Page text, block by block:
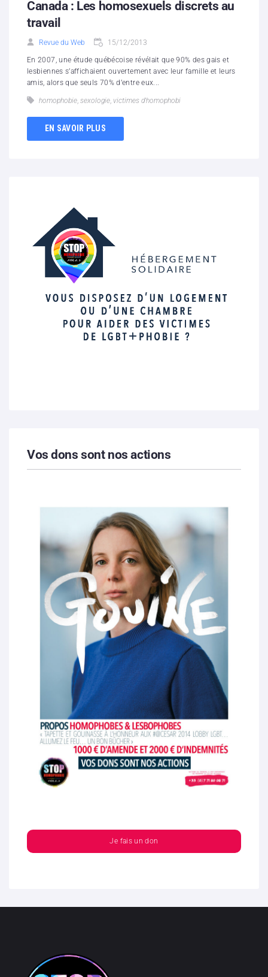
Canada : Les homosexuels discrets au
travail
Revue du Web 15/12/2013
En 2007, une étude québécoise révélait que 90% des gais et
lesbiennes s’affichaient ouvertement avec leur famille et leurs
amis, alors que seuls 70% d’entre eux...
homophobie, sexologie, victimes d'homophobi
EN SAVOIR PLUS
Vos dons sont nos actions
Je fais un don